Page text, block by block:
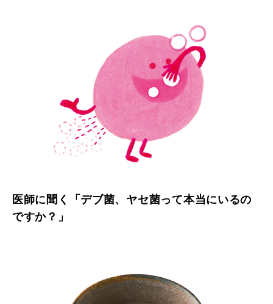
医師に聞く「デブ菌、ヤセ菌って本当にいるの
ですか？」